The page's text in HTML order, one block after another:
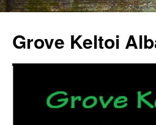
Grove Keltoi